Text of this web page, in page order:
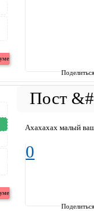
Ахахахах малый
0